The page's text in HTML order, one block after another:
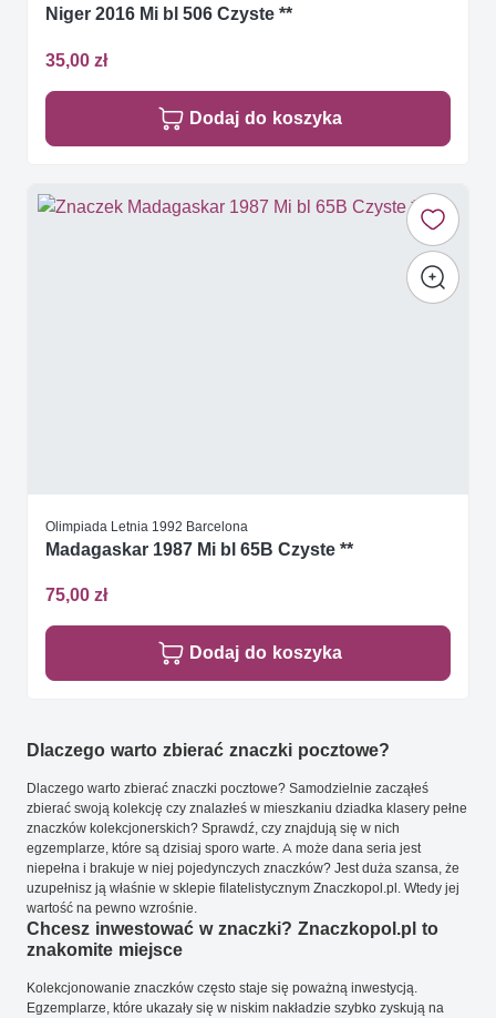
Niger 2016 Mi bl 506 Czyste **
35,00 zł
Dodaj do koszyka
Olimpiada Letnia 1992 Barcelona
Madagaskar 1987 Mi bl 65B Czyste **
75,00 zł
Dodaj do koszyka
Dlaczego warto zbierać znaczki pocztowe?
Dlaczego warto zbierać znaczki pocztowe? Samodzielnie zacząłeś
zbierać swoją kolekcję czy znalazłeś w mieszkaniu dziadka klasery pełne
znaczków kolekcjonerskich? Sprawdź, czy znajdują się w nich
egzemplarze, które są dzisiaj sporo warte. A może dana seria jest
niepełna i brakuje w niej pojedynczych znaczków? Jest duża szansa, że
uzupełnisz ją właśnie w sklepie filatelistycznym Znaczkopol.pl. Wtedy jej
wartość na pewno wzrośnie.
Chcesz inwestować w znaczki? Znaczkopol.pl to
znakomite miejsce
Kolekcjonowanie znaczków często staje się poważną inwestycją.
Egzemplarze, które ukazały się w niskim nakładzie szybko zyskują na